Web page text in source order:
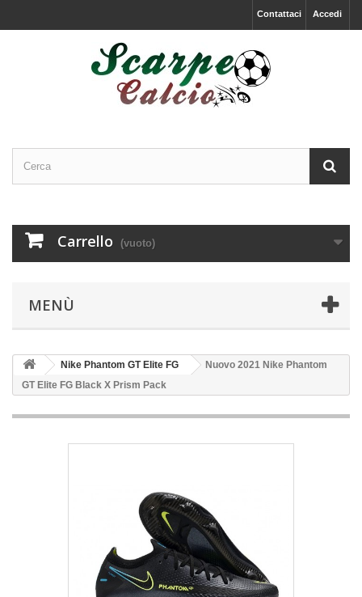
Accedi
Contattaci
Carrello (vuoto)
MENÙ
Nike Phantom GT Elite FG
Nuovo 2021 Nike Phantom
GT Elite FG Black X Prism Pack